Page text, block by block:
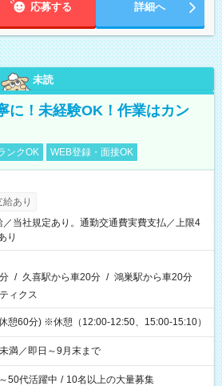
応募する 詳細へ
未読
に！未経験OK！作業はカン
ンクOK WEB登録・面接OK
あり
／当社規定あり。通勤交通費実費支払／上限4
り
/ 久喜駅から車20分 / 鴻巣駅から車20分
ィクス
憩60分) ※休憩（12:00-12:50、15:00-15:10）
満／即日～9月末まで
50代活躍中 / 10名以上の大量募集